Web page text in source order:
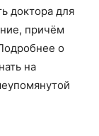
доктора для
причём
о
на